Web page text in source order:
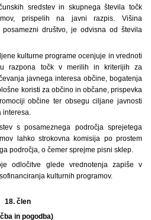
sredstev in skupnega števila točk
prispelih na javni razpis. Višina
društvo, je odvisna od števila
kulturne programe ocenjuje in vrednoti
razpona točk v merilih in kriterijih za
javnega interesa občine, bogatenja
koristi za občino in občane, prispevka
občine ter obsegu ciljane javnosti
interesa.
s posameznega področja sprejetega
lahko strokovna komisija po prostem
področja, o čemer sprejme pisni sklep.
odločitve glede vrednotenja zapiše v
kulturnih programov.
18. člen
in pogodba)